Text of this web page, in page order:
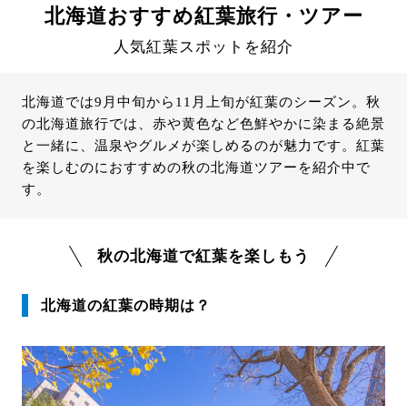
北海道おすすめ紅葉旅行・ツアー
人気紅葉スポットを紹介
北海道では9月中旬から11月上旬が紅葉のシーズン。秋
の北海道旅行では、赤や黄色など色鮮やかに染まる絶景
と一緒に、温泉やグルメが楽しめるのが魅力です。紅葉
を楽しむのにおすすめの秋の北海道ツアーを紹介中で
す。
秋の北海道で紅葉を楽しもう
北海道の紅葉の時期は？